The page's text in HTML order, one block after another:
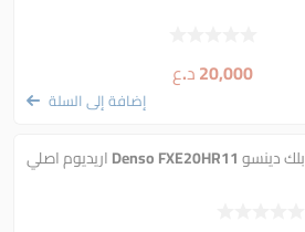
20,000د.ع
إضافة إلى السلة
بلك دينسو Denso FXE20HR11 اريديوم اصلي